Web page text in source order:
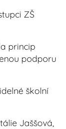
ZŠ
princip
podporu
školní
Jaššová,